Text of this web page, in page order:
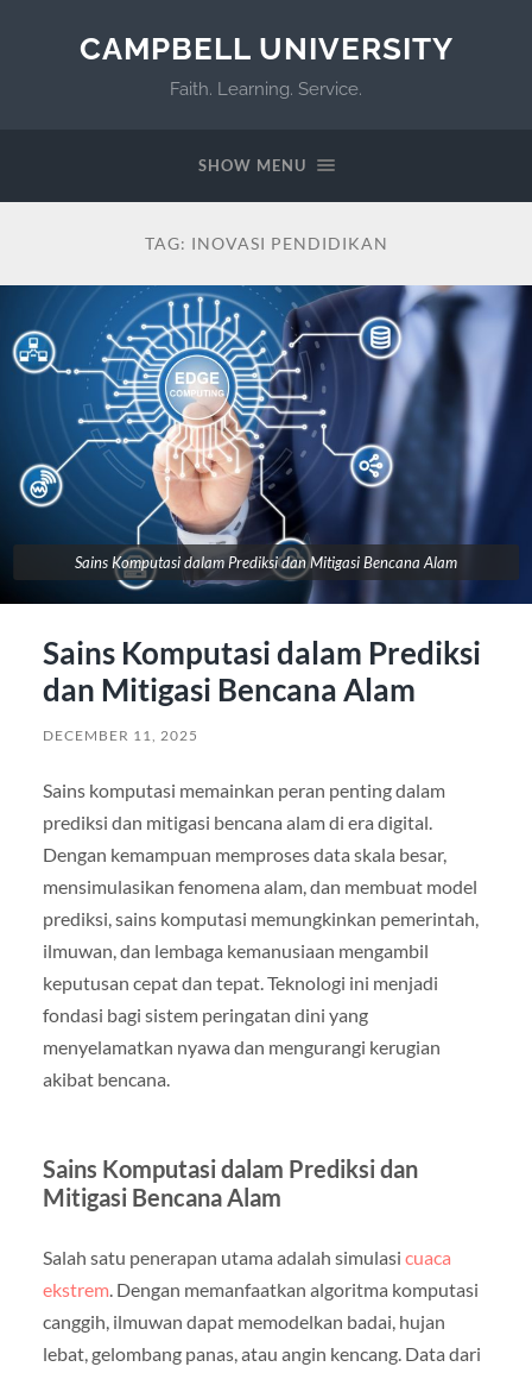
CAMPBELL UNIVERSITY
Faith. Learning. Service.
SHOW MENU
TAG: INOVASI PENDIDIKAN
Sains Komputasi dalam Prediksi dan Mitigasi Bencana Alam
Sains Komputasi dalam Prediksi
dan Mitigasi Bencana Alam
DECEMBER 11, 2025
Sains komputasi memainkan peran penting dalam
prediksi dan mitigasi bencana alam di era digital.
Dengan kemampuan memproses data skala besar,
mensimulasikan fenomena alam, dan membuat model
prediksi, sains komputasi memungkinkan pemerintah,
ilmuwan, dan lembaga kemanusiaan mengambil
keputusan cepat dan tepat. Teknologi ini menjadi
fondasi bagi sistem peringatan dini yang
menyelamatkan nyawa dan mengurangi kerugian
akibat bencana.
Sains Komputasi dalam Prediksi dan
Mitigasi Bencana Alam
Salah satu penerapan utama adalah simulasi cuaca
ekstrem. Dengan memanfaatkan algoritma komputasi
canggih, ilmuwan dapat memodelkan badai, hujan
lebat, gelombang panas, atau angin kencang. Data dari